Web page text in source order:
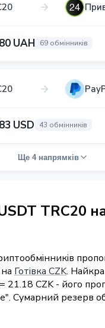
UAH 69 обмінників
USD 43 обмінників
Ще 4 напрямків
TRC20
на Готівка CZK.
21.18 CZK - його
Сумарний резерв